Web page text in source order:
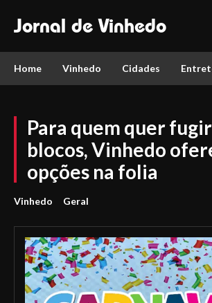
Jornal de Vinhedo
Home Vinhedo Cidades
Para quem quer
blocos, Vinhedo
opções na folia
Vinhedo Geral